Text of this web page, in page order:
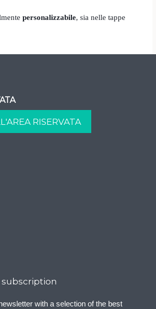
personalizzabile, sia nelle tappe
with a selection of the best